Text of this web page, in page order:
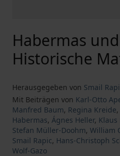
Habermas
Historische
Herausgegeben von Smail
Mit Beiträgen von Karl-Otto
Manfred Baum, Regina Kreide,
Habermas, Ágnes Heller, Klaus
Stefan Müller-Doohm, William
Smail Rapic, Hans-Christoph
Wolf-Gazo